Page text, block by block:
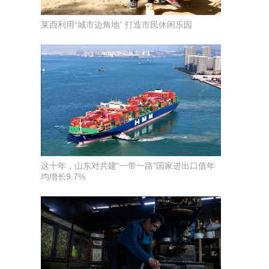
莱西利用“城市边角地” 打造市民休闲乐园
这十年，山东对共建“一带一路”国家进出口值年
均增长9.7%